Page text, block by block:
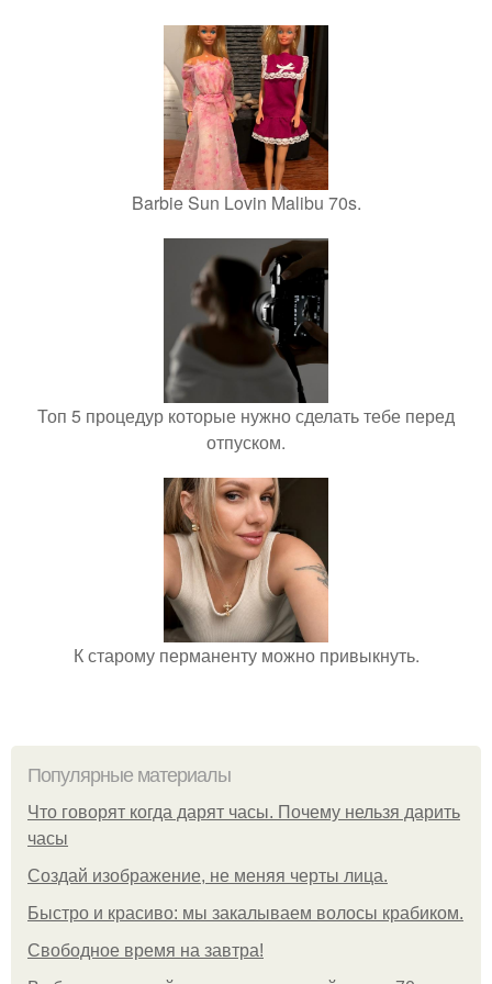
Barbie Sun Lovin Malibu 70s.
Топ 5 процедур которые нужно сделать тебе перед
отпуском.
К старому перманенту можно привыкнуть.
Популярные материалы
Что говорят когда дарят часы. Почему нельзя дарить
часы
Создай изображение, не меняя черты лица.
Быстро и красиво: мы закалываем волосы крабиком.
Свободное время на завтра!